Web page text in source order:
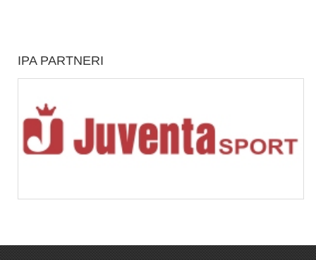
IPA PARTNERI